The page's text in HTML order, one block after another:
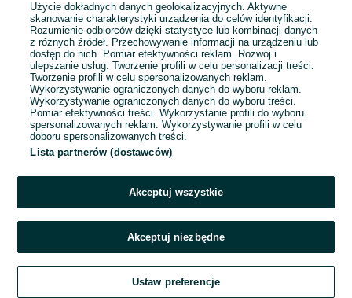
Przejdź na stronę główną
Użycie dokładnych danych geolokalizacyjnych. Aktywne
skanowanie charakterystyki urządzenia do celów identyfikacji.
Rozumienie odbiorców dzięki statystyce lub kombinacji danych
z różnych źródeł. Przechowywanie informacji na urządzeniu lub
dostęp do nich. Pomiar efektywności reklam. Rozwój i
ulepszanie usług. Tworzenie profili w celu personalizacji treści.
Tworzenie profili w celu spersonalizowanych reklam.
Wykorzystywanie ograniczonych danych do wyboru reklam.
Wykorzystywanie ograniczonych danych do wyboru treści.
Pomiar efektywności treści. Wykorzystanie profili do wyboru
spersonalizowanych reklam. Wykorzystywanie profili w celu
doboru spersonalizowanych treści.
Lista partnerów (dostawców)
Akceptuj wszystkie
Akceptuj niezbędne
Ustaw preferencje